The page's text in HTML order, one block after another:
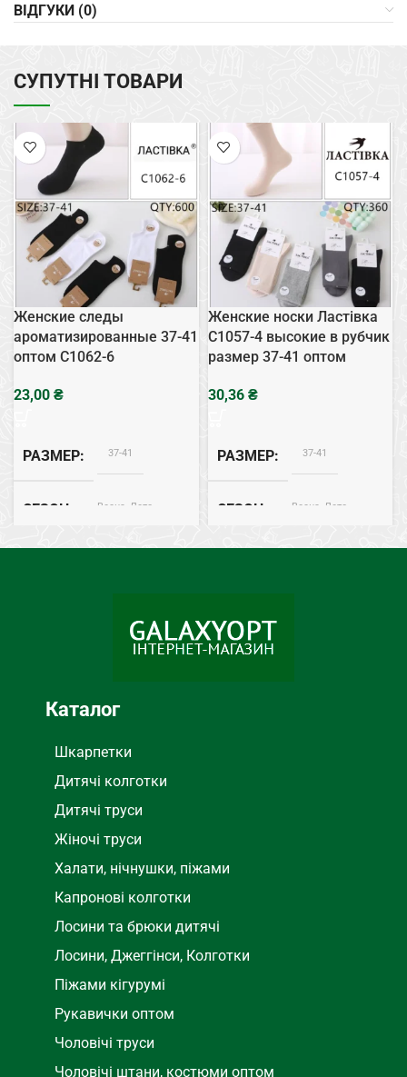
ВІДГУКИ (0)
СУПУТНІ ТОВАРИ
Женские следы
ароматизированные 37-41
оптом C1062-6
₴
РАЗМЕР 37-41
СЕЗОН Весна, Лето
Женские носки Ластівка
C1057-4 высокие в рубчик
размер 37-41 оптом
₴
РАЗМЕР 37-41
СЕЗОН Весна, Лето
Каталог
Шкарпетки
Дитячі колготки
Дитячі труси
Жіночі труси
Халати, нічнушки, піжами
Капронові колготки
Лосини та брюки дитячі
Лосини, Джеггінси, Колготки
Піжами кігурумі
Рукавички оптом
Чоловічі труси
Чоловічі штани, костюми оптом